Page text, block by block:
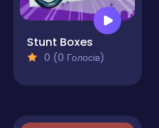
Stunt Boxes
0 (0 Голосів)